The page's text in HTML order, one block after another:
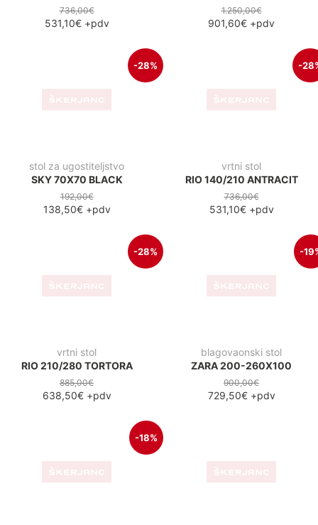
736,00€
531,10€+pdv
1.250,00€
901,60€ +pdv
-28%
stol za ugostiteljstvo
SKY 70X70 BLACK
192,00€
138,50€+pdv
-
vrtni stol
RIO 140/210 ANTRACIT
736,00€
531,10€+pdv
-28%
vrtni stol
RIO 210/280 TORTORA
885,00€
638,50€+pdv
-
blagovaonski stol
ZARA 200-260X100
900,00€
729,50€+pdv
-18%